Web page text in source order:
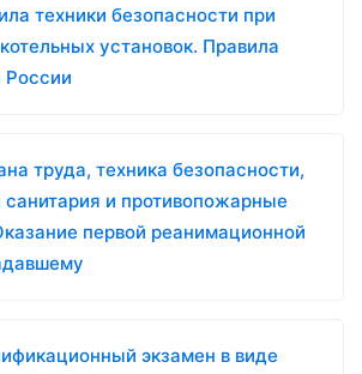
техники безопасности при
установок. Правила
России
труда, техника безопасности,
и противопожарные
первой реанимационной
экзамен в виде